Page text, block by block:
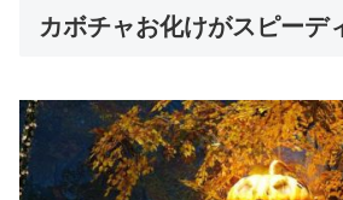
カボチャお化けがスピーデ